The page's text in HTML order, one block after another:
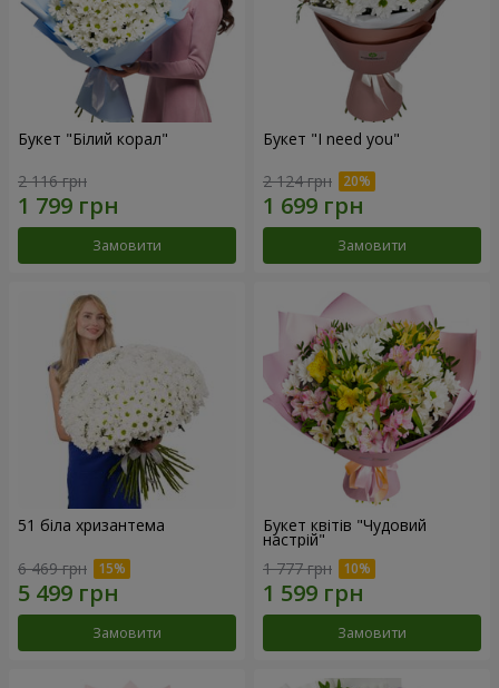
Букет "Білий корал"
2 116 грн
Замовити
Букет "I need you"
2 124 грн
Замовити
51 біла хризантема
6 469 грн
Замовити
Букет квітів "Чудовий
настрій"
1 777 грн
Замовити